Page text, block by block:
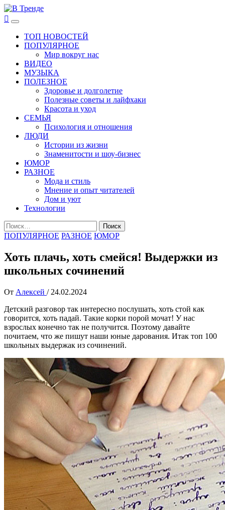
Перейти
к
содержимому
В Тренде
Самые свежие новости интернета
Основное
менюТОП НОВОСТЕЙ
ПОПУЛЯРНОЕ
Мир вокруг нас
ВИДЕО
МУЗЫКА
ПОЛЕЗНОЕ
Здоровье и долголетие
Полезные советы и лайфхаки
Красота и уход
СЕМЬЯ
Психология и отношения
ЛЮДИ
Истории из жизни
Знаменитости и шоу-бизнес
ЮМОР
РАЗНОЕ
Мода и стиль
Мнение и опыт читателей
Дом и уют
Технологии
Найти:
ПОПУЛЯРНОЕ РАЗНОЕ ЮМОР
Хоть плачь, хоть смейся! Выдержки из
школьных сочинений
От Алексей / 24.02.2024
Детский разговор так интересно послушать, хоть стой как
говорится, хоть падай. Такие корки порой мочат! У нас
взрослых конечно так не получится. Поэтому давайте
почитаем, что же пишут наши юные дарования. Итак топ 100
школьных выдержак из сочинений.